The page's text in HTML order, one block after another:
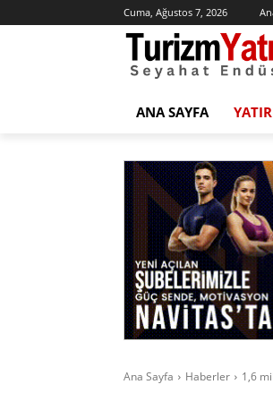
Cuma, Ağustos 7, 2026
ANA SAYFA
Ana Sayfa Haberler 1,6